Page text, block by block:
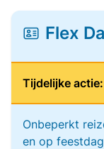
Flex
Tijdelijke
Onbeperkt
en op